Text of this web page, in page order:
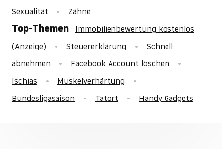
Sexualität
Zähne
Top-Themen
Immobilienbewertung kostenlos
(Anzeige)
Steuererklärung
Schnell
abnehmen
Facebook Account löschen
Ischias
Muskelverhärtung
Bundesligasaison
Tatort Handy Gadgets